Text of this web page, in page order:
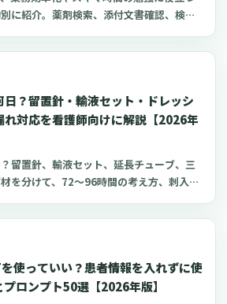
に紹介。薬剤検索、添付文書確認、検査
など、現場や復職準備で使いやすいアプ
？留置針・輸液セット・ドレッシ
れ対応を看護師向けに解説【2026年
留置針、輸液セット、延長チューブ、三
を分けて、72〜96時間の考え方、刺入部
使っていい？患者情報を入れずに使
ロンプト50選【2026年版】